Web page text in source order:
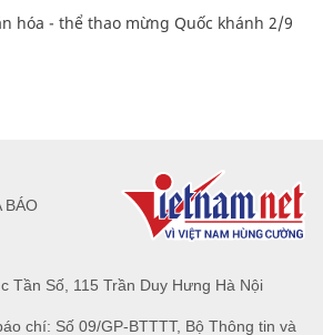
hóa - thể thao mừng Quốc khánh 2/9
Tần Số, 115 Trần Duy Hưng Hà Nội
chí: Số 09/GP-BTTTT, Bộ Thông tin và
BÁO